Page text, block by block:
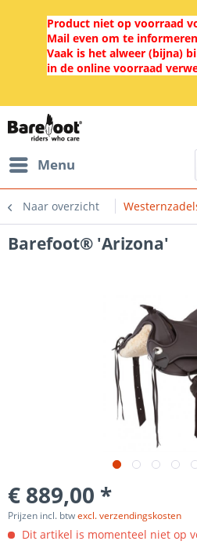
Product niet op voorraad
Mail even om te
Vaak is het alweer (bijna)
in de online voorraad
Menu
Naar overzicht
Barefoot® 'Arizona'
€ 889,00 *
Prijzen incl. btwexcl. verzendingskosten
Dit artikel is momenteel niet op